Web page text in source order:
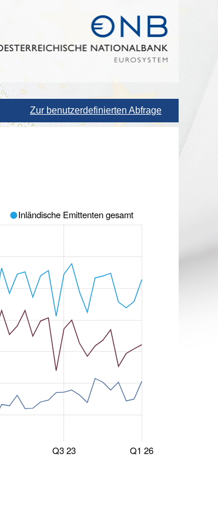
Zur benutzerdefinierten Abfrage
Q3 23 Q1 26
Inländische Emittenten gesamt